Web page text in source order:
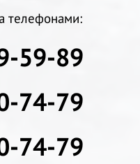
телефонами:
59-89
74-79
74-79